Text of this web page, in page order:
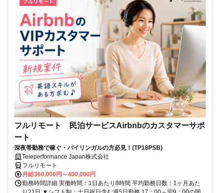
フルリモート 民泊サービスAirbnbのカスタマーサポ
ート
深夜帯勤務で稼ぐ・バイリンガルの方必見！(TP18PSB)
Teleperformance Japan株式会社
フルリモート
月給360,000円～400,000円
勤務時間詳細 実働時間：1日あたり8時間 平均勤務日数：1ヶ月あた